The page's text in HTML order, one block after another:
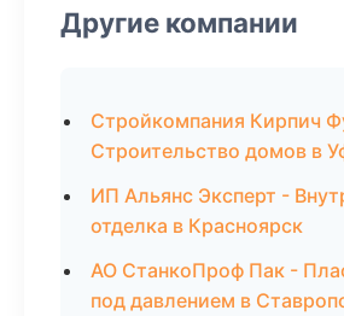
Другие компании
Стройкомпания Кирпич
Строительство домов в
ИП Альянс Эксперт -
отделка в Красноярск
АО СтанкоПроф Пак -
под давлением в